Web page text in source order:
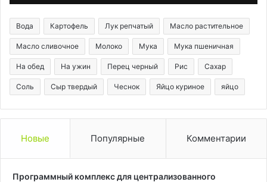
Вода Картофель Лук репчатый Масло растительное
Масло сливочное Молоко Мука Мука пшеничная
На обед На ужин Перец черный Рис Сахар
Соль Сыр твердый Чеснок Яйцо куриное яйцо
Новые Популярные Комментарии
Программный комплекс для централизованного